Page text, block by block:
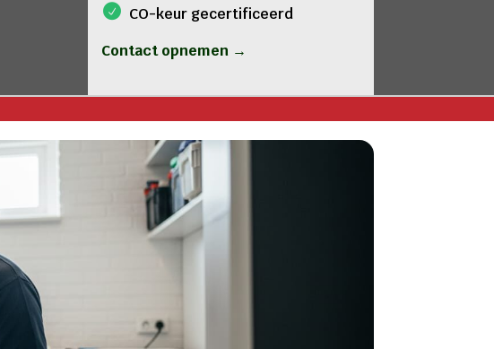
CO-keur gecertificeerd
Contact opnemen →